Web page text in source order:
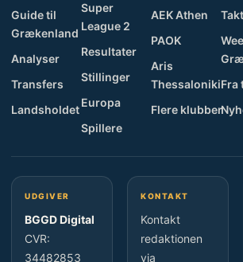
Guide til
Grækenland
Analyser
Transfers
Landsholdet
Super
League 2
Resultater
Stillinger
Europa
Spillere
AEK Athen
PAOK
Aris
Thessaloniki
Flere klubber
Fra
UDGIVER
BGGD Digital
CVR:
34482853
KONTAKT
Kontakt
redaktionen
via